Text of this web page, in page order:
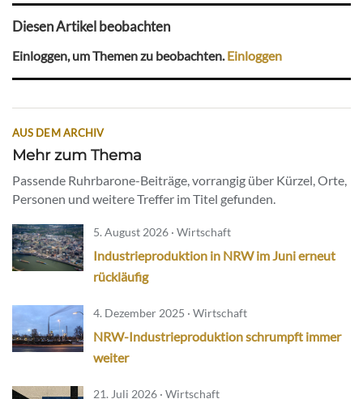
Diesen Artikel beobachten
Einloggen, um Themen zu beobachten.Einloggen
AUS DEM ARCHIV
Mehr zum Thema
Passende Ruhrbarone-Beiträge, vorrangig über Kürzel, Orte,
Personen und weitere Treffer im Titel gefunden.
5. August 2026 · Wirtschaft
Industrieproduktion in NRW im Juni erneut
rückläufig
4. Dezember 2025 · Wirtschaft
NRW-Industrieproduktion schrumpft immer
weiter
21. Juli 2026 · Wirtschaft